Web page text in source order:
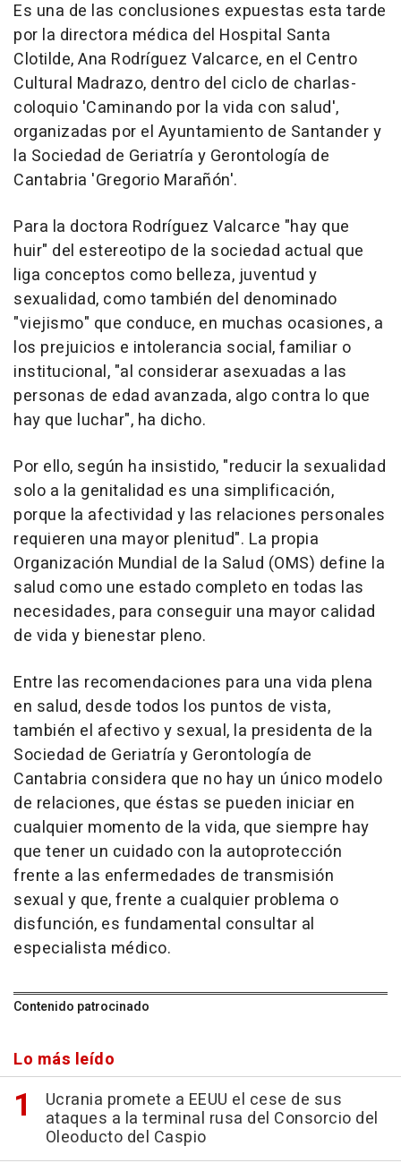
Es una de las conclusiones expuestas esta tarde
por la directora médica del Hospital Santa
Clotilde, Ana Rodríguez Valcarce, en el Centro
Cultural Madrazo, dentro del ciclo de charlas-
coloquio 'Caminando por la vida con salud',
organizadas por el Ayuntamiento de Santander y
la Sociedad de Geriatría y Gerontología de
Cantabria 'Gregorio Marañón'.
Para la doctora Rodríguez Valcarce "hay que
huir" del estereotipo de la sociedad actual que
liga conceptos como belleza, juventud y
sexualidad, como también del denominado
"viejismo" que conduce, en muchas ocasiones, a
los prejuicios e intolerancia social, familiar o
institucional, "al considerar asexuadas a las
personas de edad avanzada, algo contra lo que
hay que luchar", ha dicho.
Por ello, según ha insistido, "reducir la sexualidad
solo a la genitalidad es una simplificación,
porque la afectividad y las relaciones personales
requieren una mayor plenitud". La propia
Organización Mundial de la Salud (OMS) define la
salud como une estado completo en todas las
necesidades, para conseguir una mayor calidad
de vida y bienestar pleno.
Entre las recomendaciones para una vida plena
en salud, desde todos los puntos de vista,
también el afectivo y sexual, la presidenta de la
Sociedad de Geriatría y Gerontología de
Cantabria considera que no hay un único modelo
de relaciones, que éstas se pueden iniciar en
cualquier momento de la vida, que siempre hay
que tener un cuidado con la autoprotección
frente a las enfermedades de transmisión
sexual y que, frente a cualquier problema o
disfunción, es fundamental consultar al
especialista médico.
Contenido patrocinado
Lo más leído
Ucrania promete a EEUU el cese de sus
ataques a la terminal rusa del Consorcio del
Oleoducto del Caspio